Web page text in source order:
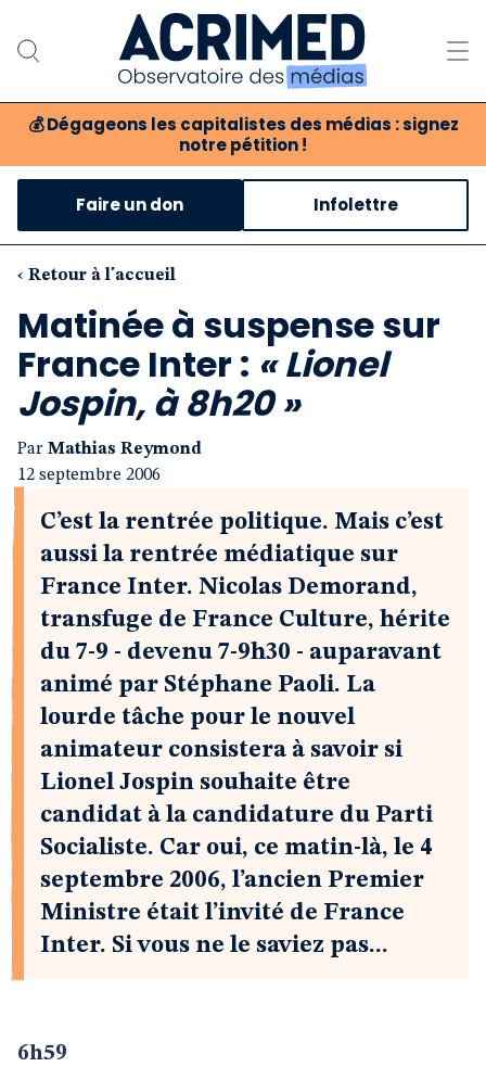
💰 Dégageons les capitalistes des médias : signez
notre pétition !
Notre association
Notre critique des médias
Nos propositions
Notre revue
Boutique
Faire un don Infolettre
‹ Retour à l'accueil
Matinée à suspense sur
France Inter : « Lionel
Jospin, à 8h20 »
Par Mathias Reymond
12 septembre 2006
C’est la rentrée politique. Mais c’est
aussi la rentrée médiatique sur
France Inter. Nicolas Demorand,
transfuge de France Culture, hérite
du 7-9 - devenu 7-9h30 - auparavant
animé par Stéphane Paoli. La
lourde tâche pour le nouvel
animateur consistera à savoir si
Lionel Jospin souhaite être
candidat à la candidature du Parti
Socialiste. Car oui, ce matin-là, le 4
septembre 2006, l’ancien Premier
Ministre était l’invité de France
Inter. Si vous ne le saviez pas...
6h59